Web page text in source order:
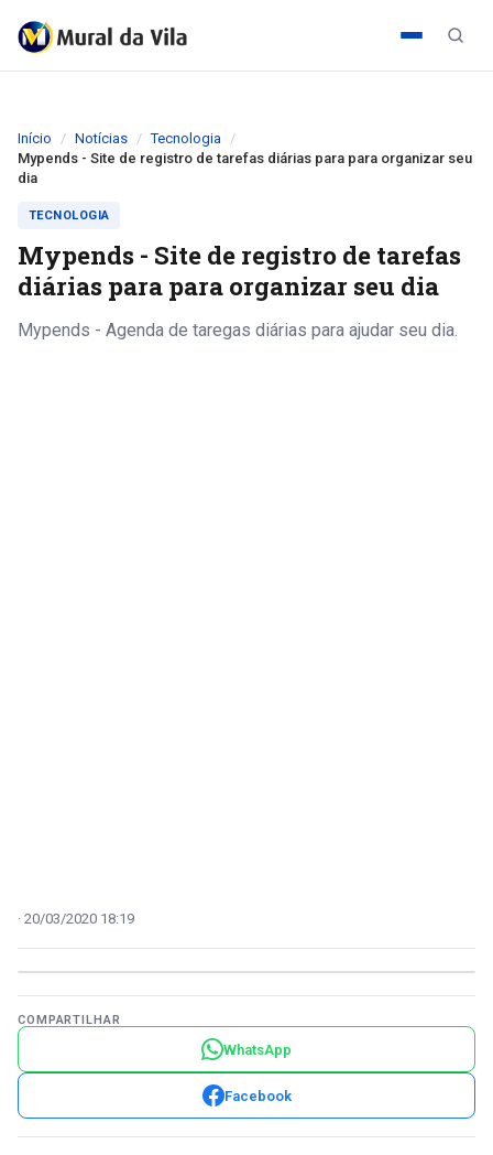
Início Notícias
Tecnologia
Mypends - Site de registro de tarefas diárias para para organizar seu
dia
TECNOLOGIA
Mypends - Site de registro de tarefas
diárias para para organizar seu dia
Mypends - Agenda de taregas diárias para ajudar seu dia.
20/03/2020 18:19
COMPARTILHAR
WhatsApp
Facebook